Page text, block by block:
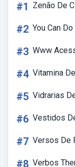
#1 Zenão De
#2 You Can
#3 Www
#4 Vitamina
#5 Vidrarias
#6 Vestidos
#7 Versos De
#8 Verbos